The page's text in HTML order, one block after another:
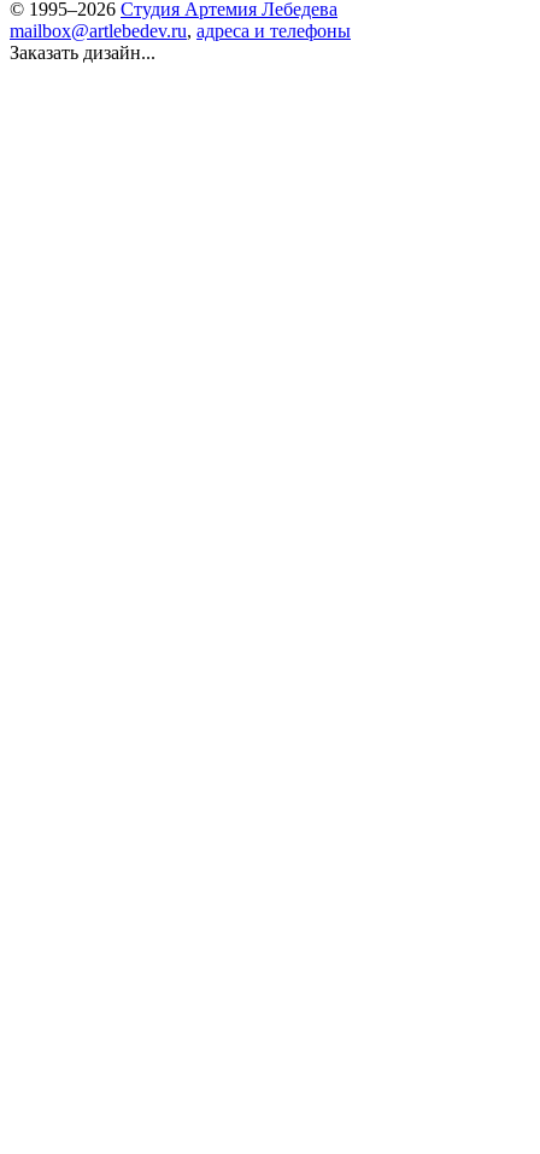
© 1995–2026 Студия Артемия Лебедева
mailbox@artlebedev.ru, адреса и телефоны
Заказать дизайн...